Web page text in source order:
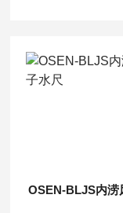
OSEN-BLJS内涝